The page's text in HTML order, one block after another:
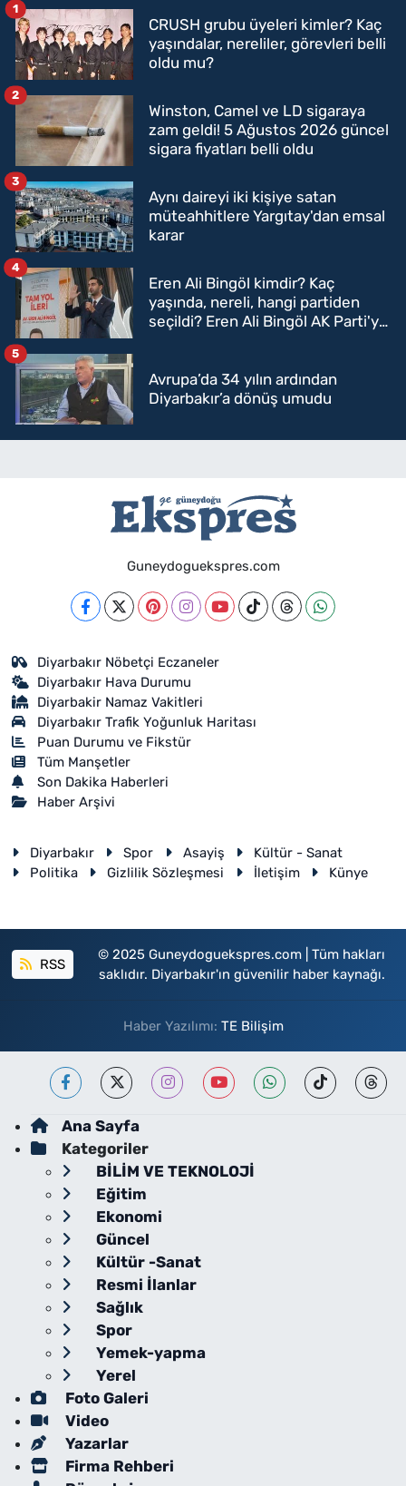
CRUSH grubu üyeleri kimler? Kaç
yaşındalar, nereliler, görevleri belli
oldu mu?
1
Winston, Camel ve LD sigaraya
zam geldi! 5 Ağustos 2026 güncel
sigara fiyatları belli oldu
2
Aynı daireyi iki kişiye satan
müteahhitlere Yargıtay'dan emsal
karar
3
Eren Ali Bingöl kimdir? Kaç
yaşında, nereli, hangi partiden
seçildi? Eren Ali Bingöl AK Parti'ye
4
Avrupa’da 34 yılın ardından
Diyarbakır’a dönüş umudu
5
Guneydoguekspres.com
Diyarbakır Nöbetçi Eczaneler
Diyarbakır Hava Durumu
Diyarbakir Namaz Vakitleri
Diyarbakır Trafik Yoğunluk Haritası
Puan Durumu ve Fikstür
Tüm Manşetler
Son Dakika Haberleri
Haber Arşivi
Diyarbakır Spor Asayiş
Kültür - Sanat
Politika
Gizlilik Sözleşmesi İletişim Künye
RSS
© 2025 Guneydoguekspres.com | Tüm hakları
saklıdır. Diyarbakır'ın güvenilir haber kaynağı.
Haber Yazılımı: TE Bilişim
Ana Sayfa
Kategoriler
BİLİM VE TEKNOLOJİ
Eğitim
Ekonomi
Güncel
Kültür -Sanat
Resmi İlanlar
Sağlık
Spor
Yemek-yapma
Yerel
Foto Galeri
Video
Yazarlar
Firma Rehberi